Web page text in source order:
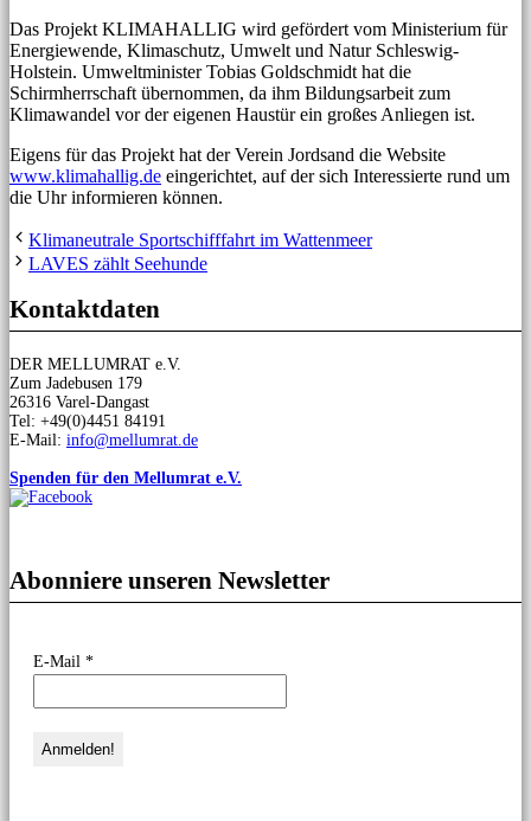
Das Projekt KLIMAHALLIG wird gefördert vom Ministerium für
Energiewende, Klimaschutz, Umwelt und Natur Schleswig-
Holstein. Umweltminister Tobias Goldschmidt hat die
Schirmherrschaft übernommen, da ihm Bildungsarbeit zum
Klimawandel vor der eigenen Haustür ein großes Anliegen ist.
Eigens für das Projekt hat der Verein Jordsand die Website
www.klimahallig.de eingerichtet, auf der sich Interessierte rund um
die Uhr informieren können.
Klimaneutrale Sportschifffahrt im Wattenmeer
LAVES zählt Seehunde
Kontaktdaten
DER MELLUMRAT e.V.
Zum Jadebusen 179
26316 Varel-Dangast
Tel: +49(0)4451 84191
E-Mail: info@mellumrat.de
Spenden für den Mellumrat e.V.
Abonniere unseren Newsletter
E-Mail *